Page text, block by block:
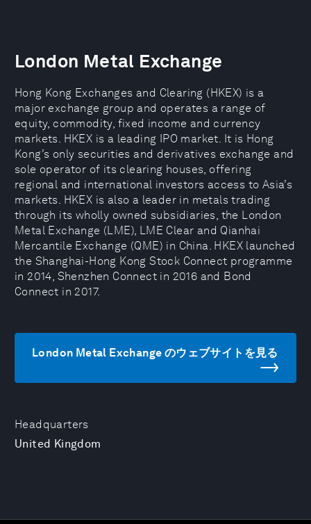
Headquarters
United Kingdom
London Metal Exchange
Hong Kong Exchanges and Clearing (HKEX) is a
major exchange group and operates a range of
equity, commodity, fixed income and currency
markets. HKEX is a leading IPO market. It is Hong
Kong’s only securities and derivatives exchange and
sole operator of its clearing houses, offering
regional and international investors access to Asia’s
markets. HKEX is also a leader in metals trading
through its wholly owned subsidiaries, the London
Metal Exchange (LME), LME Clear and Qianhai
Mercantile Exchange (QME) in China. HKEX launched
the Shanghai-Hong Kong Stock Connect programme
in 2014, Shenzhen Connect in 2016 and Bond
Connect in 2017.
London Metal Exchange のウェブサイトを見る